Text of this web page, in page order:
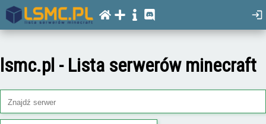
lsmc.pl - Lista serwerów minecraft